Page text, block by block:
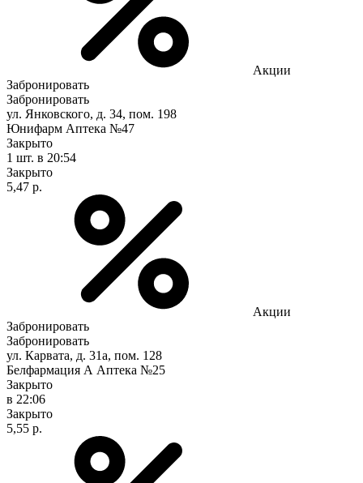
Акции
Забронировать
Забронировать
ул. Янковского, д. 34, пом. 198
Юнифарм Аптека №47
Закрыто
1 шт. в 20:54
Закрыто
5,47 р.
Акции
Забронировать
Забронировать
ул. Карвата, д. 31а, пом. 128
Белфармация А Аптека №25
Закрыто
в 22:06
Закрыто
5,55 р.